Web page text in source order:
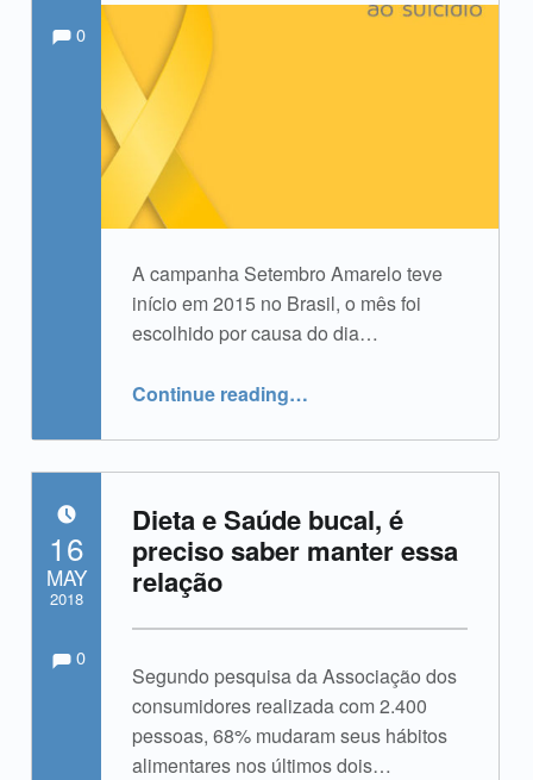
A campanha Setembro Amarelo teve
início em 2015 no Brasil, o mês foi
escolhido por causa do dia…
Continue reading“Campanha Setembro Amarelo, vamos falar sobre suicídio?”
…
Written by: Comments:Comments:
0
Dieta e Saúde bucal, é
preciso saber manter essa
relação
Segundo pesquisa da Associação dos
consumidores realizada com 2.400
pessoas, 68% mudaram seus hábitos
alimentares nos últimos dois…
POSTED ON:16
MAY
2018
Written by: Comments:
0